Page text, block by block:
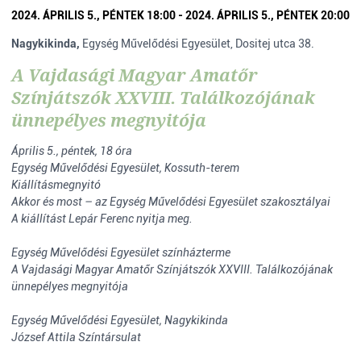
2024. ÁPRILIS 5., PÉNTEK 18:00 - 2024. ÁPRILIS 5., PÉNTEK 20:00
Nagykikinda, Egység Művelődési Egyesület, Dositej utca 38.
A Vajdasági Magyar Amatőr
Színjátszók XXVIII. Találkozójának
ünnepélyes megnyitója
Április 5., péntek, 18 óra
Egység Művelődési Egyesület, Kossuth-terem
Kiállításmegnyitó
Akkor és most – az Egység Művelődési Egyesület szakosztályai
A kiállítást Lepár Ferenc nyitja meg.
Egység Művelődési Egyesület színházterme
A Vajdasági Magyar Amatőr Színjátszók XXVIII. Találkozójának
ünnepélyes megnyitója
Egység Művelődési Egyesület, Nagykikinda
József Attila Színtársulat